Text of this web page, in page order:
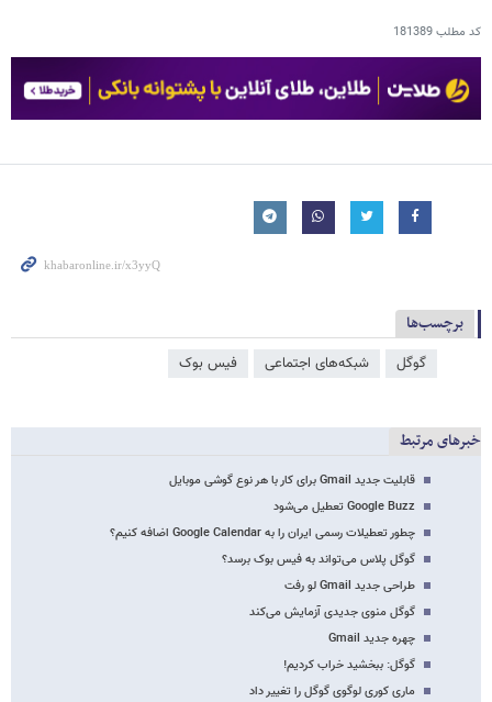
کد مطلب181389
برچسب‌ها
گوگل شبکه‌‌های اجتماعی فیس بوک
خبرهای مرتبط
قابلیت جدید Gmail برای کار با هر نوع گوشی موبایل
Google Buzz تعطیل می‌شود
چطور تعطیلات رسمی ایران را به Google Calendar اضافه کنیم؟
گوگل پلاس می‌تواند به فیس بوک برسد؟
طراحی جدید Gmail لو رفت
گوگل منوی جدیدی آزمایش می‌کند
چهره جدید Gmail
گوگل: ببخشید خراب کردیم!
ماری کوری لوگوی گوگل را تغییر داد